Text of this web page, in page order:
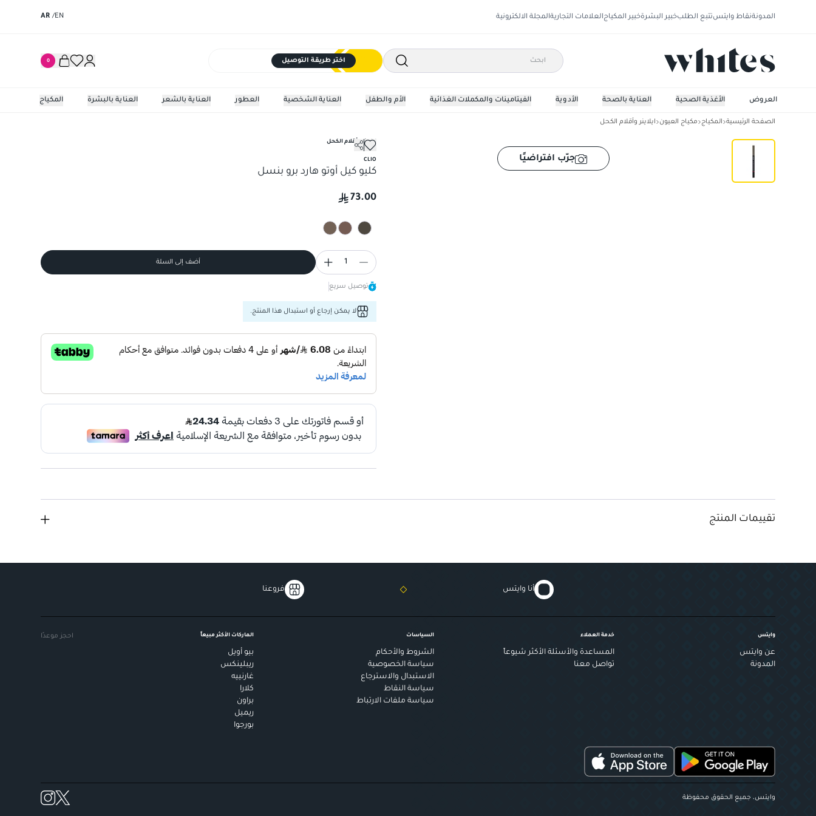
المدونةنقاط وايتستتبع الطلبخبير البشرةخبير المكياجالعلامات التجاريةالمجلة الالكترونية EN
/
AR
اختر طريقة التوصيل 0
المكياج العناية بالبشرة العناية بالشعر العطور العناية الشخصية الأم والطفل الفيتامينات والمكملات الغذائية الأدوية العناية بالصحة الأغذية الصحية العروض
الصفحة الرئيسية المكياج مكياج العيون ايلاينر وأقلام الكحل
جرّب افتراضيًا
ايلاينر وأقلام الكحل
CLIO
كليو كيل أوتو هارد برو بنسل
73.00
1 أضف إلى السلة
توصيل سريع
لا يمكن إرجاع أو استبدال هذا المنتج.
تقييمات المنتج
أنا وايتس فروعنا
وايتس
عن وايتس
المدونة
خدمة العملاء
المساعدة والأسئلة الأكثر شيوعاً
تواصل معنا
السياسات
الشروط والأحكام
سياسة الخصوصية
الاستبدال والاسترجاع
سياسة النقاط
سياسة ملفات الارتباط
الماركات الأكثر مبيعاً
بيو أويل
ريبلينكس
غارنييه
كلارا
براون
ريميل
بورجوا
احجز موعدًا
وايتس، جميع الحقوق محفوظة